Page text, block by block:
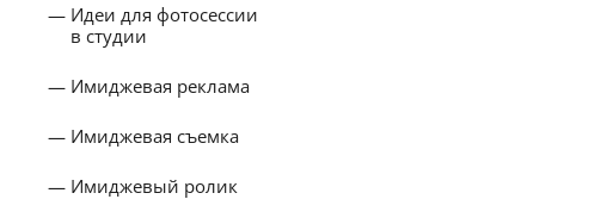
Идеи для фотосессии
в студии
Имиджевая реклама
Имиджевая съемка
Имиджевый ролик